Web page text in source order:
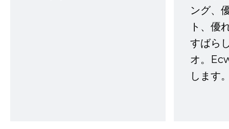
ング、
ト、優
すばら
オ。
します